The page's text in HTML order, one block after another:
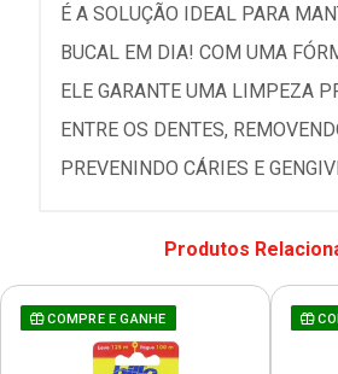
É A SOLUÇÃO IDEAL PARA
BUCAL EM DIA! COM UMA
ELE GARANTE UMA LIMPEZA
ENTRE OS DENTES,
PREVENINDO CÁRIES E
Produtos
COMPRE E GANHE